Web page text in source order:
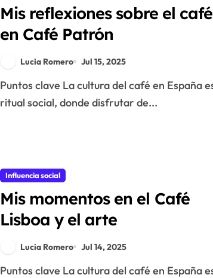
Mis reflexiones sobre el café
en Café Patrón
Lucia Romero Jul 15, 2025
Puntos clave La cultura del café en España es un
ritual social, donde disfrutar de...
Influencia social
Mis momentos en el Café
Lisboa y el arte
Lucia Romero Jul 14, 2025
Puntos clave La cultura del café en España es un